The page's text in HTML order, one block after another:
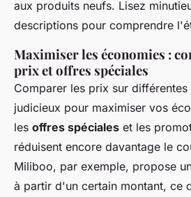
aux produits neufs. Lisez
descriptions pour comprendre
Maximiser les économies :
prix et offres spéciales
Comparer les prix sur
judicieux pour maximiser vos
les offres spéciales et les
réduisent encore davantage le
Miliboo, par exemple, propose
à partir d'un certain montant, ce